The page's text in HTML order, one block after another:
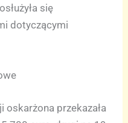
się
dotyczącymi
przekazała